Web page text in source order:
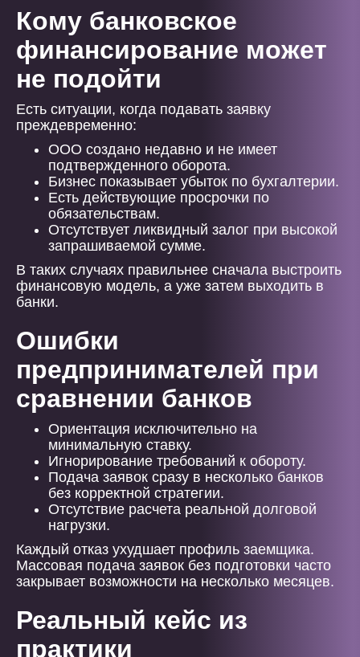
Кому банковское
финансирование может
не подойти
Есть ситуации, когда подавать заявку
преждевременно:
ООО создано недавно и не имеет
подтвержденного оборота.
Бизнес показывает убыток по бухгалтерии.
Есть действующие просрочки по
обязательствам.
Отсутствует ликвидный залог при высокой
запрашиваемой сумме.
В таких случаях правильнее сначала выстроить
финансовую модель, а уже затем выходить в
банки.
Ошибки
предпринимателей при
сравнении банков
Ориентация исключительно на
минимальную ставку.
Игнорирование требований к обороту.
Подача заявок сразу в несколько банков
без корректной стратегии.
Отсутствие расчета реальной долговой
нагрузки.
Каждый отказ ухудшает профиль заемщика.
Массовая подача заявок без подготовки часто
закрывает возможности на несколько месяцев.
Реальный кейс из
практики